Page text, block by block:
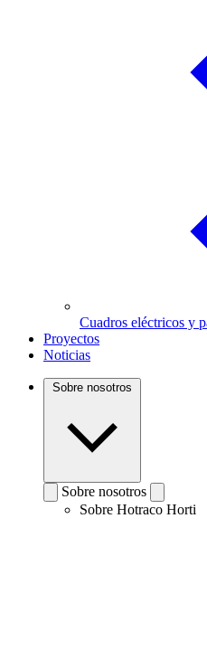
Cuadros eléctricos y
Proyectos
Noticias
Sobre nosotros
Sobre nosotros
Sobre Hotraco Horti